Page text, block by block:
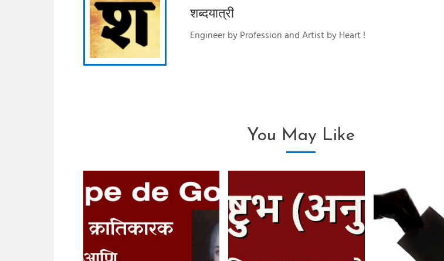
शब्दयात्री
Engineer by Profession and Artist by Heart !
You May Like